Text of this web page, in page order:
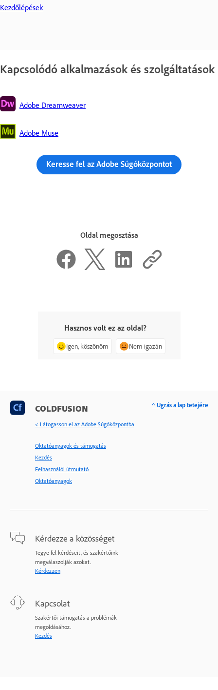
Kezdőlépések
Kapcsolódó alkalmazások és szolgáltatások
Adobe Dreamweaver
Adobe Muse
Keresse fel az Adobe Súgóközpontot
Oldal megosztása
Hasznos volt ez az oldal?
Igen, köszönöm Nem igazán
COLDFUSION
< Látogasson el az Adobe Súgóközpontba
Oktatóanyagok és támogatás
Kezdés
Felhasználói útmutató
Oktatóanyagok
Kérdezze a közösséget
Tegye fel kérdéseit, és szakértőink
megválaszolják azokat.
Kérdezzen
Kapcsolat
Szakértői támogatás a problémák
megoldásához.
Kezdés
^ Ugrás a lap tetejére